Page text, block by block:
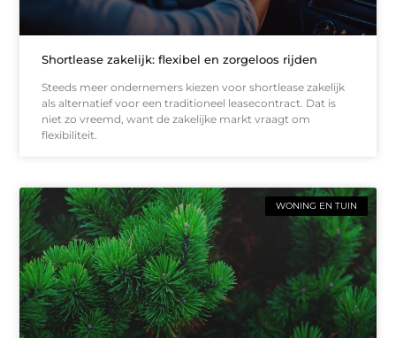
Shortlease zakelijk: flexibel en zorgeloos rijden
Steeds meer ondernemers kiezen voor shortlease zakelijk
als alternatief voor een traditioneel leasecontract. Dat is
niet zo vreemd, want de zakelijke markt vraagt om
flexibiliteit.
WONING EN TUIN